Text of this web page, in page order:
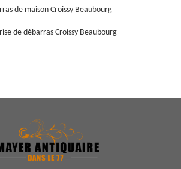
de maison Croissy Beaubourg
de débarras Croissy Beaubourg